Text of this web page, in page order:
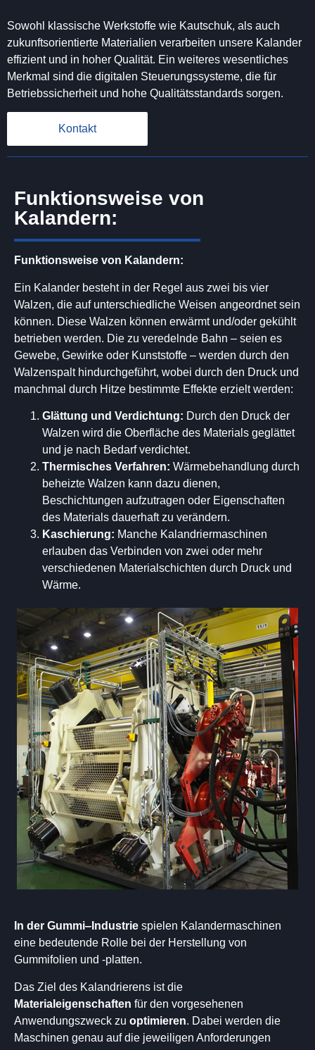
Sowohl klassische Werkstoffe wie Kautschuk, als auch
zukunftsorientierte Materialien verarbeiten unsere Kalander
effizient und in hoher Qualität. Ein weiteres wesentliches
Merkmal sind die digitalen Steuerungssysteme, die für
Betriebssicherheit und hohe Qualitätsstandards sorgen.
Kontakt
Funktionsweise von
Kalandern:
Funktionsweise von Kalandern:
Ein Kalander besteht in der Regel aus zwei bis vier
Walzen, die auf unterschiedliche Weisen angeordnet sein
können. Diese Walzen können erwärmt und/oder gekühlt
betrieben werden. Die zu veredelnde Bahn – seien es
Gewebe, Gewirke oder Kunststoffe – werden durch den
Walzenspalt hindurchgeführt, wobei durch den Druck und
manchmal durch Hitze bestimmte Effekte erzielt werden:
Glättung und Verdichtung: Durch den Druck der
Walzen wird die Oberfläche des Materials geglättet
und je nach Bedarf verdichtet.
Thermisches Verfahren: Wärmebehandlung durch
beheizte Walzen kann dazu dienen,
Beschichtungen aufzutragen oder Eigenschaften
des Materials dauerhaft zu verändern.
Kaschierung: Manche Kalandriermaschinen
erlauben das Verbinden von zwei oder mehr
verschiedenen Materialschichten durch Druck und
Wärme.
In der Gummi– Industrie spielen Kalandermaschinen
eine bedeutende Rolle bei der Herstellung von
Gummifolien und -platten.
Das Ziel des Kalandrierens ist die
Materialeigenschaften für den vorgesehenen
Anwendungszweck zu optimieren. Dabei werden die
Maschinen genau auf die jeweiligen Anforderungen